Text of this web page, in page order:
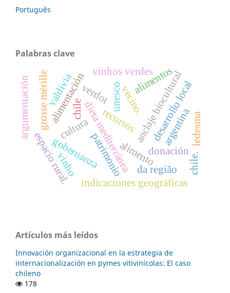
Português
Palabras clave
alimentación
patrimonio
cultura
unesco
dieta mediterráneaalimentodonación
vecino.
gobernanza
anclaje biocultural
desarrollo local
recursos
espacio rural. indicaciones geográficas
argentina
chile.
chile
verdot
grosse mérillevaldivia
ledesma
alimentos
vinhos verdes
vinho da região
argumentación
Artículos más leídos
Innovación organizacional en la estrategia de
internacionalización en pymes vitivinícolas: El caso
chileno
178